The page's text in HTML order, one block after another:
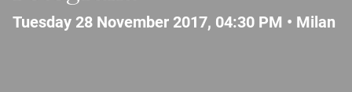
Tuesday 28 November 2017, 04:30 PM • Milan